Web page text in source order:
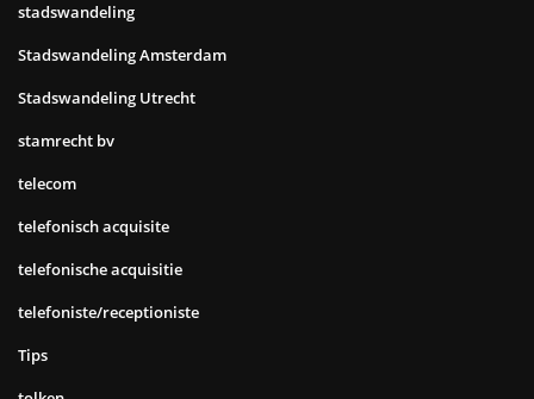
stadswandeling
Stadswandeling Amsterdam
Stadswandeling Utrecht
stamrecht bv
telecom
telefonisch acquisite
telefonische acquisitie
telefoniste/receptioniste
Tips